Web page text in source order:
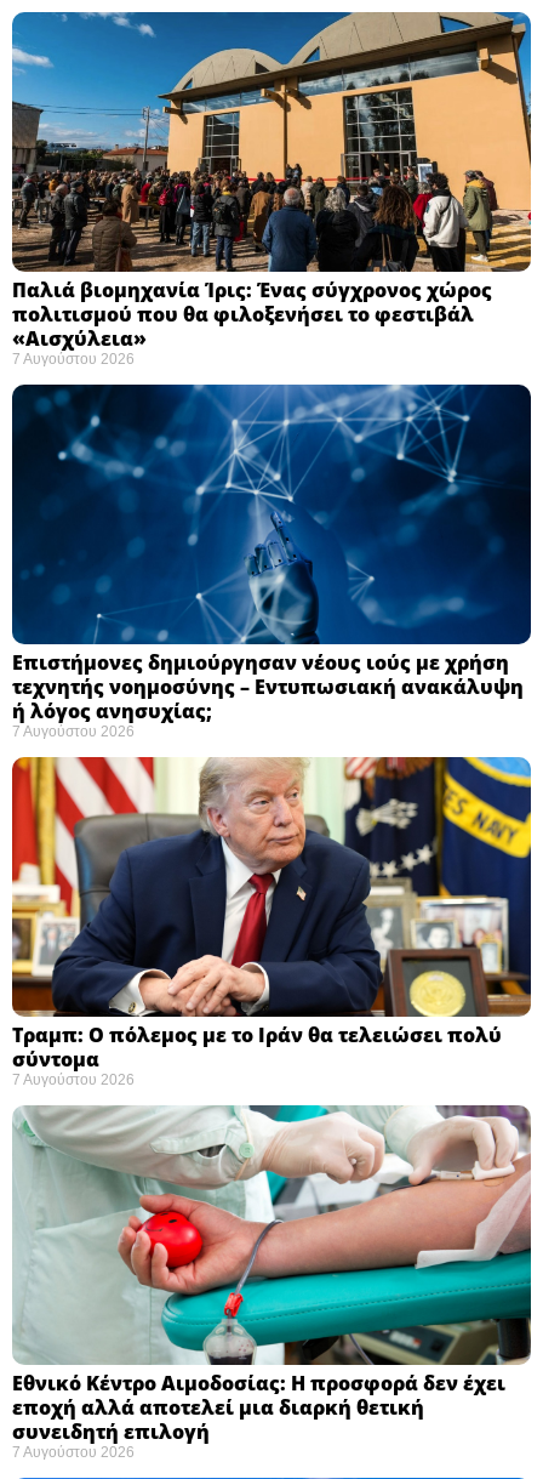
Παλιά βιομηχανία Ίρις: Ένας σύγχρονος χώρος
πολιτισμού που θα φιλοξενήσει το φεστιβάλ
«Αισχύλεια» ​
7 Αυγούστου 2026
Επιστήμονες δημιούργησαν νέους ιούς με χρήση
τεχνητής νοημοσύνης – Εντυπωσιακή ανακάλυψη
ή λόγος ανησυχίας; ​
7 Αυγούστου 2026
Τραμπ: Ο πόλεμος με το Ιράν θα τελειώσει πολύ
σύντομα ​
7 Αυγούστου 2026
Εθνικό Κέντρο Αιμοδοσίας: H προσφορά δεν έχει
εποχή αλλά αποτελεί μια διαρκή θετική
συνειδητή επιλογή ​
7 Αυγούστου 2026